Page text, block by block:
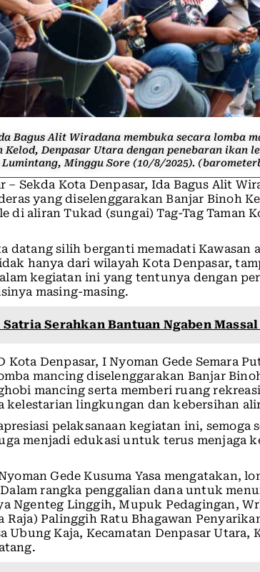
Bagus Alit Wiradana membuka secara lomba
Denpasar Utara dengan penebaran ikan
Lumintang, Minggu Sore (10/8/2025).
– Sekda Kota Denpasar, Ida Bagus Alit
yang diselenggarakan Banjar Binoh
di aliran Tukad (sungai) Tag-Tag Taman
datang silih berganti memadati
hanya dari wilayah Kota Denpasar,
kegiatan ini yang tentunya dengan
masing-masing.
Serahkan Bantuan Ngaben
Kota Denpasar, I Nyoman Gede Semara
mancing diselenggarakan Banjar
mancing serta memberi ruang
kelestarian lingkungan dan kebersihan
pelaksanaan kegiatan ini, semoga
menjadi edukasi untuk terus menjaga
Gede Kusuma Yasa mengatakan,
rangka penggalian dana untuk
Ngenteg Linggih, Mupuk Pedagingan,
Raja) Palinggih Ratu Bhagawan
Ubung Kaja, Kecamatan Denpasar Utara,